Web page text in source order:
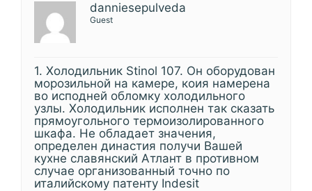
danniesepulveda
Guest
1. Холодильник Stinol 107. Он оборудован
морозильной на камере, коия намерена
во исподней обломку холодильного
узлы. Холодильник исполнен так сказать
прямоугольного термоизолированного
шкафа. Не обладает значения,
определен династия получи Вашей
кухне славянский Атлант в противном
случае организованный точно по
италийскому патенту Indesit